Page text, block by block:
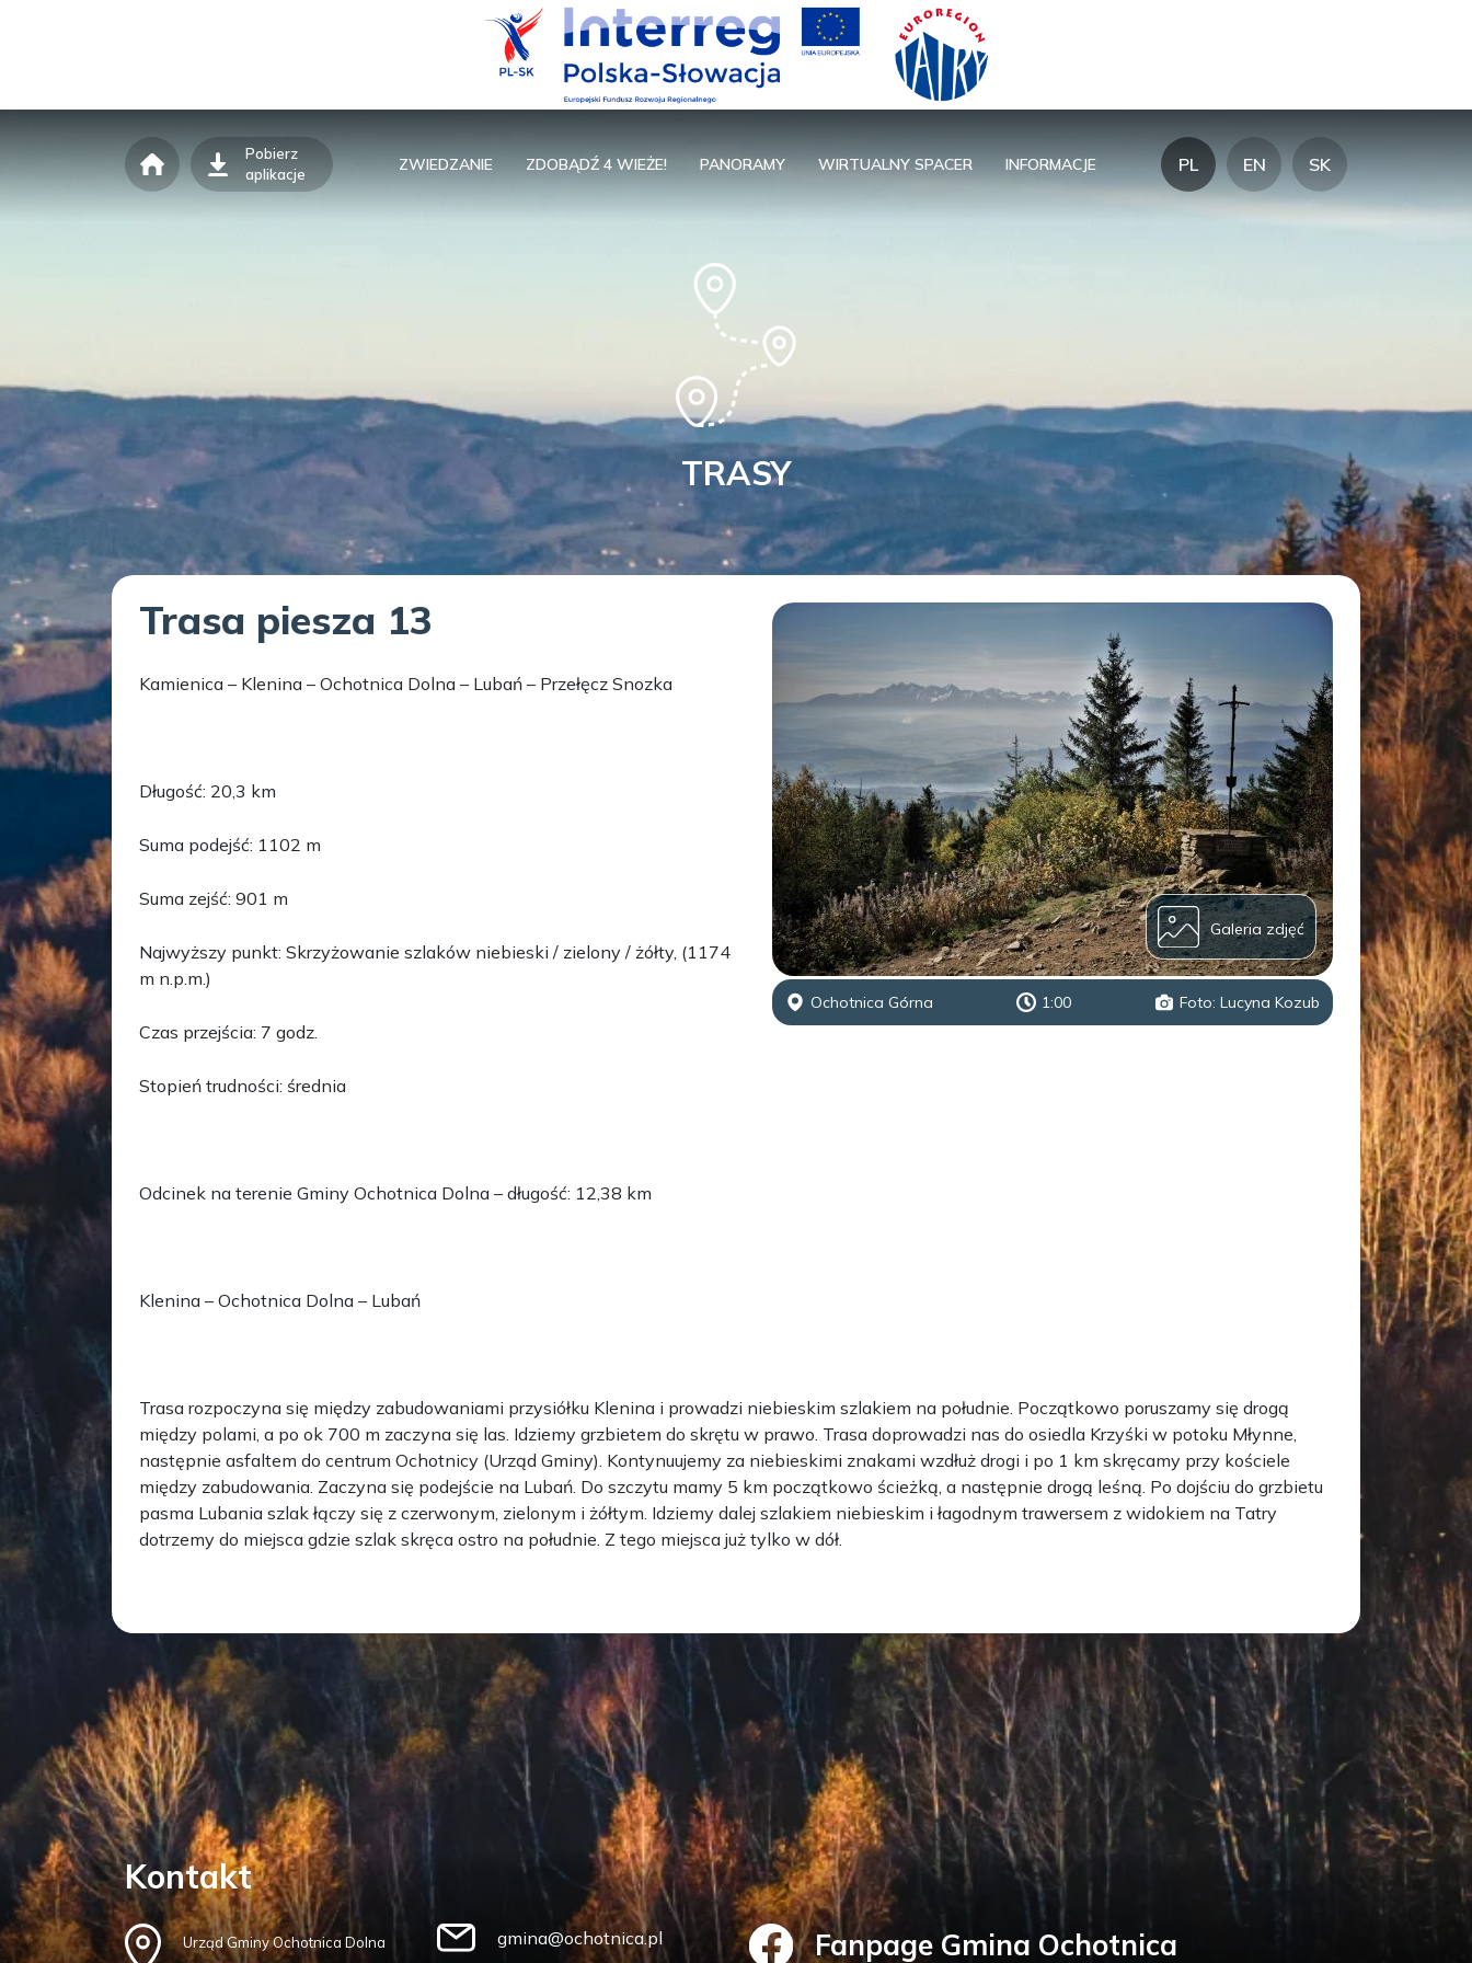
Pobierz
aplikacje
ZWIEDZANIE ZDOBĄDŹ 4 WIEŻE! PANORAMY WIRTUALNY SPACER INFORMACJE PL EN SK
TRASY
Galeria zdjęć
Ochotnica Górna 1:00 Foto: Lucyna Kozub
Trasa piesza 13
Kamienica – Klenina – Ochotnica Dolna – Lubań – Przełęcz Snozka
Długość: 20,3 km
Suma podejść: 1102 m
Suma zejść: 901 m
Najwyższy punkt: Skrzyżowanie szlaków niebieski / zielony / żółty, (1174
m n.p.m.)
Czas przejścia: 7 godz.
Stopień trudności: średnia
Odcinek na terenie Gminy Ochotnica Dolna – długość: 12,38 km
Klenina – Ochotnica Dolna – Lubań
Trasa rozpoczyna się między zabudowaniami przysiółku Klenina i prowadzi niebieskim szlakiem na południe. Początkowo poruszamy się drogą
między polami, a po ok 700 m zaczyna się las. Idziemy grzbietem do skrętu w prawo. Trasa doprowadzi nas do osiedla Krzyśki w potoku Młynne,
następnie asfaltem do centrum Ochotnicy (Urząd Gminy). Kontynuujemy za niebieskimi znakami wzdłuż drogi i po 1 km skręcamy przy kościele
między zabudowania. Zaczyna się podejście na Lubań. Do szczytu mamy 5 km początkowo ścieżką, a następnie drogą leśną. Po dojściu do grzbietu
pasma Lubania szlak łączy się z czerwonym, zielonym i żółtym. Idziemy dalej szlakiem niebieskim i łagodnym trawersem z widokiem na Tatry
dotrzemy do miejsca gdzie szlak skręca ostro na południe. Z tego miejsca już tylko w dół.
Kontakt
Urząd Gminy Ochotnica Dolna gmina@ochotnica.pl Fanpage Gmina Ochotnica